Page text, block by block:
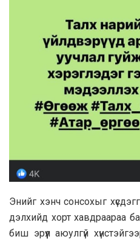
Энийг хэнч сонсохыг
дэлхийд хорт хавдраараа
биш эрүүл аюулгүй